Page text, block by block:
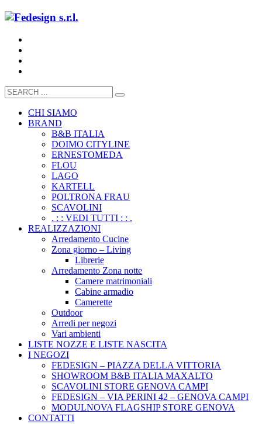
CHI SIAMO
BRAND
B&B ITALIA
DOIMO CITYLINE
ERNESTOMEDA
FLOU
LAGO
KARTELL
POLTRONA FRAU
SCAVOLINI
. : : VEDI TUTTI : : .
REALIZZAZIONI
Arredamento Cucine
Zona giorno – Living
Librerie
Arredamento Zona notte
Camere matrimoniali
Cabine armadio
Camerette
Outdoor
Arredi per negozi
Vari ambienti
LISTE NOZZE E LISTE NASCITA
I NEGOZI
FEDESIGN – PIAZZA DELLA VITTORIA
SHOWROOM B&B ITALIA MAXALTO
SCAVOLINI STORE GENOVA CAMPI
FEDESIGN – VIA PERINI 42 – GENOVA CAMPI
MODULNOVA FLAGSHIP STORE GENOVA
CONTATTI